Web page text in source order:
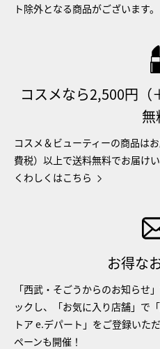
ト除外となる商品がございます。
コスメなら2,500円
無
コスメ＆ビューティーの商品は
費税）以上で送料無料でお届けい
くわしくはこちら
お得な
「西武・そごうからのお知らせ
ックし、「お気に入り店舗」で
トア e.デパート」をご登録いた
ペーンも開催！